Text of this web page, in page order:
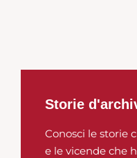
Storie
Conosci le storie
e le vicende che